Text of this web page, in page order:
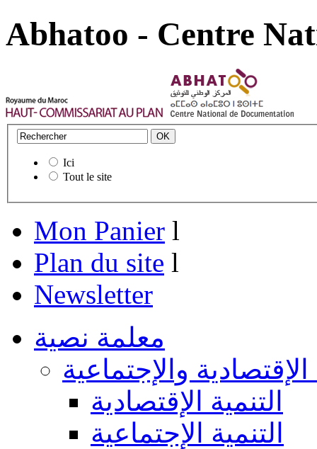
Abhatoo - Centre
Ici
Tout le site
Mon Panier l
Plan du site l
Newsletter
معلمة نصية
الإقتصادية والإجتماعية
التنمية الإقتصادية
التنمية الإجتماعية